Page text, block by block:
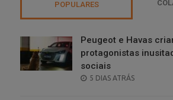
POPULARES
Peugeot e Havas
protagonistas
sociais
POSTED
5 DIAS ATRÁS